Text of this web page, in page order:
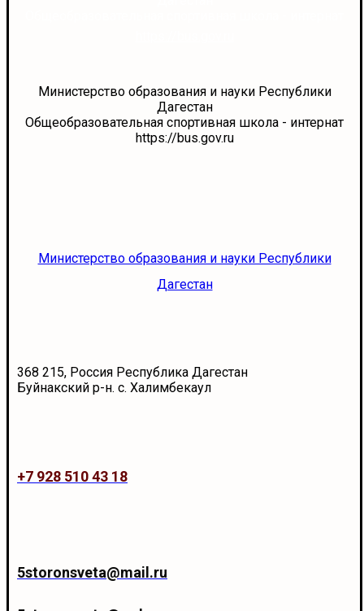
Министерство образования и науки Республики
Дагестан
Общеобразовательная спортивная школа - интернат
https://bus.gov.ru
Министерство образования и науки Республики
Дагестан
368 215, Россия Республика Дагестан
Буйнакский р-н. с. Халимбекаул
+7 928 510 43 18
5storonsveta@mail.ru